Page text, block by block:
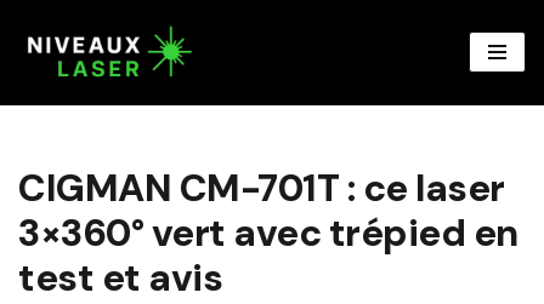
au
CIGMAN CM-701T : ce laser
3×360° vert avec trépied en
test et avis